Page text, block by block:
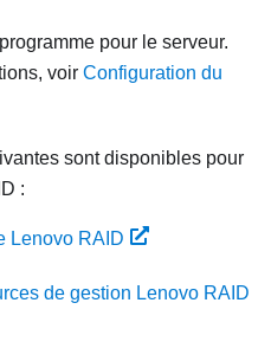
pour le serveur.
voir Configuration du
sont disponibles pour
:
Lenovo RAID
de gestion Lenovo RAID